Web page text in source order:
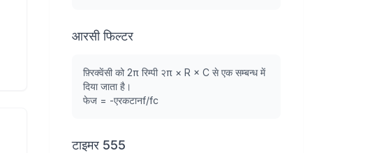
आरसी फिल्टर
फ़्रिक्वेंसी को 2π रिम्पी २π × R × C से एक सम्बन्ध में
दिया जाता है।
फेज = -एरकटानf/fc
टाइमर 555